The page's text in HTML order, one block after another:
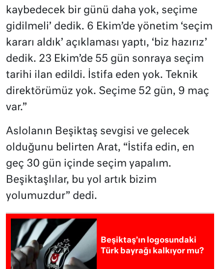
kaybedecek bir günü daha yok, seçime
gidilmeli’ dedik. 6 Ekim’de yönetim ‘seçim
kararı aldık’ açıklaması yaptı, ‘biz hazırız’
dedik. 23 Ekim’de 55 gün sonraya seçim
tarihi ilan edildi. İstifa eden yok. Teknik
direktörümüz yok. Seçime 52 gün, 9 maç
var.”
Aslolanın Beşiktaş sevgisi ve gelecek
olduğunu belirten Arat, “İstifa edin, en
geç 30 gün içinde seçim yapalım.
Beşiktaşlılar, bu yol artık bizim
yolumuzdur” dedi.
Beşiktaş’ın logosundaki
Türk bayrağı kalkıyor mu?